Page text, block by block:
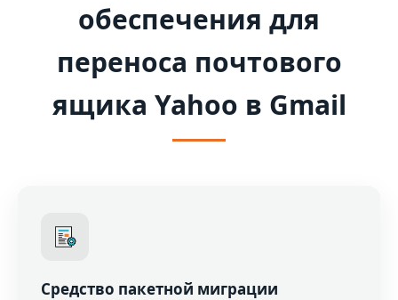
обеспечения для
переноса почтового
ящика Yahoo в Gmail
Средство пакетной миграции